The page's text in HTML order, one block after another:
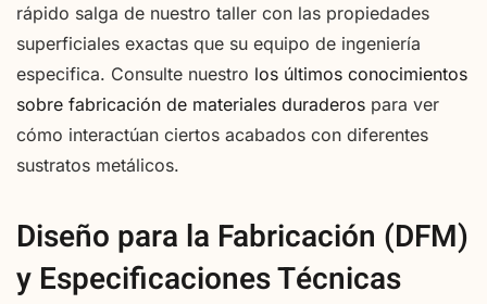
rápido salga de nuestro taller con las propiedades
superficiales exactas que su equipo de ingeniería
especifica. Consulte nuestro los últimos conocimientos
sobre fabricación de materiales duraderos para ver
cómo interactúan ciertos acabados con diferentes
sustratos metálicos.
Diseño para la Fabricación (DFM)
y Especificaciones Técnicas